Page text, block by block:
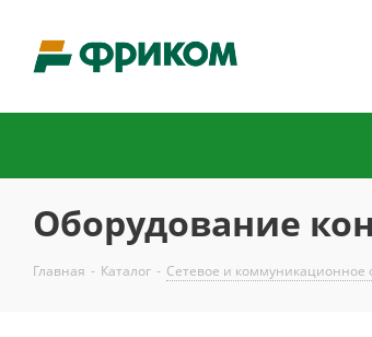
Оборудование
Главная - Каталог - Сетевое и коммуникационное